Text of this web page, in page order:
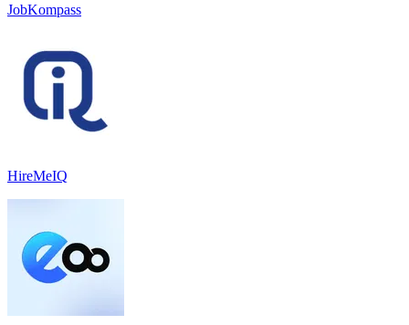
JobKompass
HireMeIQ